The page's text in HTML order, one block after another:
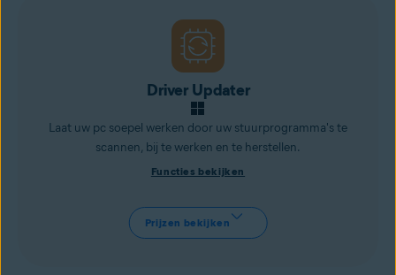
Driver Updater
Laat uw pc soepel werken door uw stuurprogramma's te
scannen, bij te werken en te herstellen.
Functies bekijken
Prijzen bekijken